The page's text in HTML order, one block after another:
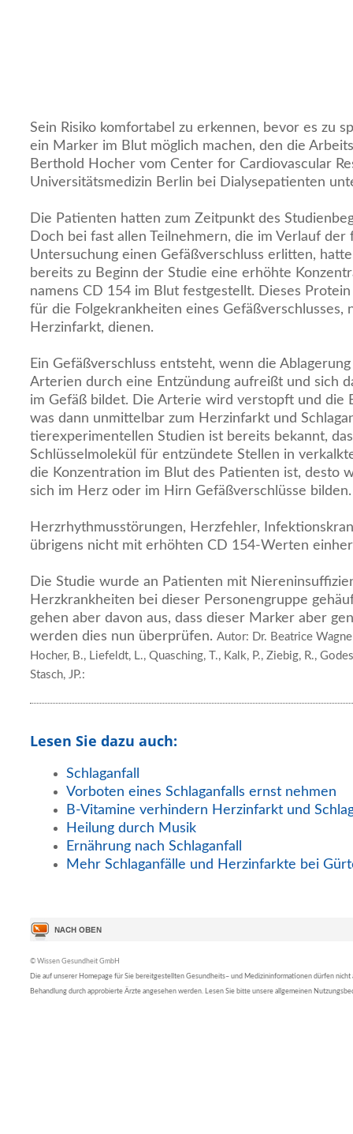
Sein Risiko komfortabel zu erkennen, bevor es zu
ein Marker im Blut möglich machen, den die
Berthold Hocher vom Center for Cardiovascular
Universitätsmedizin Berlin bei Dialysepatienten
Die Patienten hatten zum Zeitpunkt des
Doch bei fast allen Teilnehmern, die im Verlauf der
Untersuchung einen Gefäßverschluss erlitten,
bereits zu Beginn der Studie eine erhöhte
namens CD 154 im Blut festgestellt. Dieses
für die Folgekrankheiten eines Gefäßverschlusses,
Herzinfarkt, dienen.
Ein Gefäßverschluss entsteht, wenn die
Arterien durch eine Entzündung aufreißt und sich
im Gefäß bildet. Die Arterie wird verstopft und die
was dann unmittelbar zum Herzinfarkt und
tierexperimentellen Studien ist bereits bekannt,
Schlüsselmolekül für entzündete Stellen in
die Konzentration im Blut des Patienten ist, desto
sich im Herz oder im Hirn Gefäßverschlüsse bilden.
Herzrhythmusstörungen, Herzfehler,
übrigens nicht mit erhöhten CD 154-Werten
Die Studie wurde an Patienten mit
Herzkrankheiten bei dieser Personengruppe
gehen aber davon aus, dass dieser Marker aber
werden dies nun überprüfen. Autor: Dr. Beatrice
Hocher, B., Liefeldt, L., Quasching, T., Kalk, P., Ziebig, R.,
Stasch, JP.:
Lesen Sie dazu auch:
Schlaganfall
Vorboten eines Schlaganfalls ernst nehmen
B-Vitamine verhindern Herzinfarkt und
Heilung durch Musik
Ernährung nach Schlaganfall
Mehr Schlaganfälle und Herzinfarkte bei
© Wissen Gesundheit GmbH
Die auf unserer Homepage für Sie bereitgestellten Gesundheits– und Medizininformationen dürfen nicht
Behandlung durch approbierte Ärzte angesehen werden. Lesen Sie bitte unsere allgemeinen